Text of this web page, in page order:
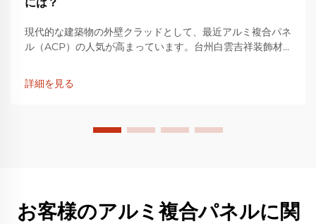
現代的な建築物の外壁クラッドとして、最近アルミ複合パネ
ル（ACP）の人気が高まっています。台州白雲吉祥装飾材
質なACPの信頼できるサプライヤーとして知られていま
す。外装用...
詳細を見る
お客様のアルミ複合パネルに関